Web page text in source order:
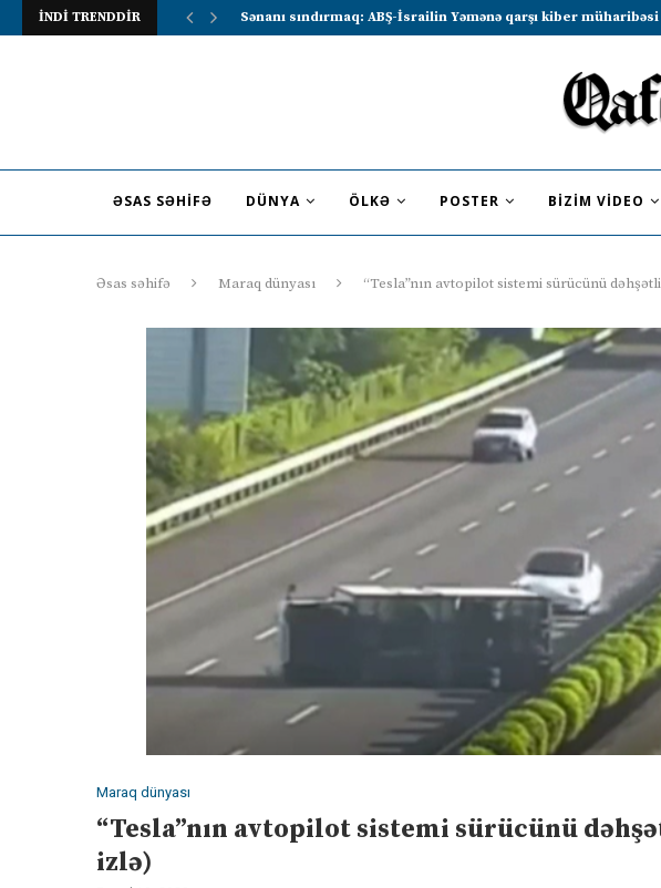
İNDİ TRENDDİR Lavrov Suriya prezidentini Rusiya–Ərəb sammitində iştirak
ƏSAS SƏHIFƏ DÜNYA ÖLKƏ POSTER BIZIM VIDEO
Əsas səhifə Maraq dünyası “Tesla”nın avtopilot sistemi sürücünü
Maraq dünyası
“Tesla”nın avtopilot sistemi sürücünü
izlə)